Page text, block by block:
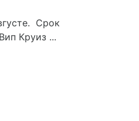
Срок
Круиз ...